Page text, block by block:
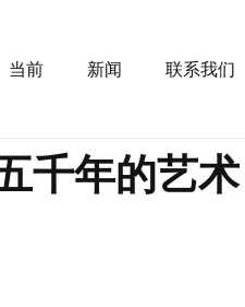
当前 新闻 联系我们
千年的艺术